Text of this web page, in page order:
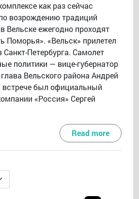
как раз сейчас
возрождению традиций
Вельске ежегодно проходят
Поморья». «Вельск» прилетел
Санкт-Петербурга. Самолет
политики — вице-губернатор
Вельского района Андрей
встрече был официальный
«Россия» Сергей
Read more